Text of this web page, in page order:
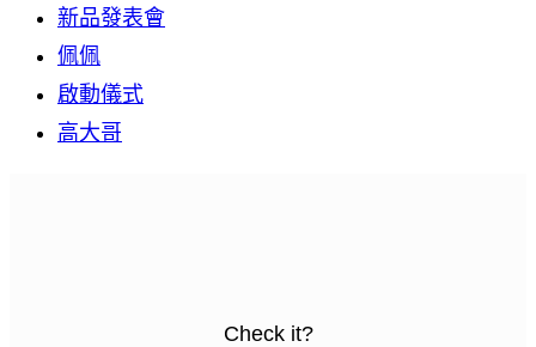
新品發表會
佩佩
啟動儀式
高大哥
Check it?